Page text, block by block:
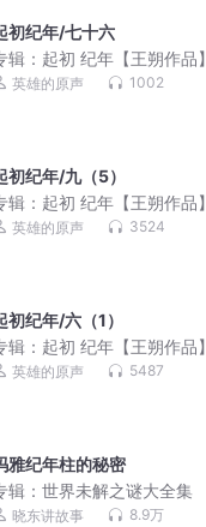
初纪年/七十六
辑： 起初 纪年【王朔作品】
英雄的原声 1002
初纪年/九（5）
辑： 起初 纪年【王朔作品】
英雄的原声 3524
初纪年/六（1）
辑： 起初 纪年【王朔作品】
英雄的原声 5487
雅纪年柱的秘密
辑：世界未解之谜大全集
晓东讲故事 8.9万